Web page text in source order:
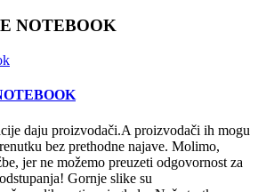
NOTEBOOK
daju proizvodači.A proizvodači ih mogu
bez prethodne najave. Molimo,
jer ne možemo preuzeti odgovornost za
Gornje slike su